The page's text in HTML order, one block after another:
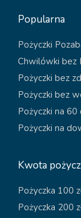
Popularna
Pożyczki
Chwilówki bez
Pożyczki bez
Pożyczki bez
Pożyczki na 60
Pożyczki na
Kwota
Pożyczka 100
Pożyczka 200